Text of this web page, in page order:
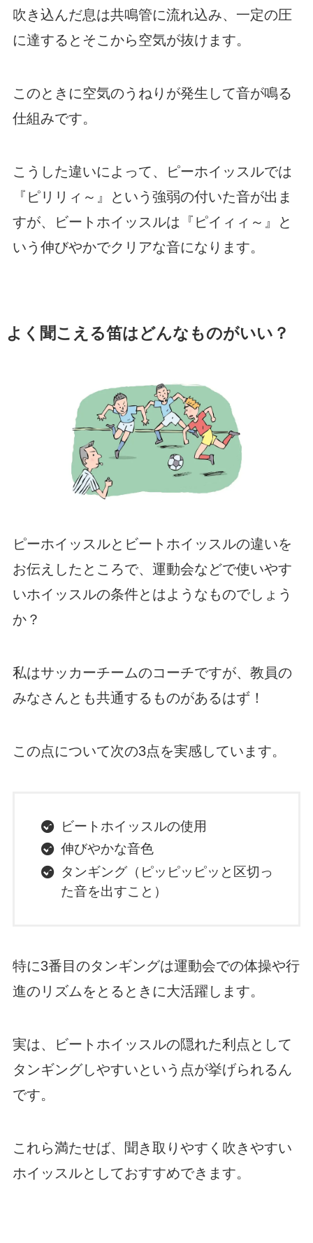
吹き込んだ息は共鳴管に流れ込み、一定の圧
に達するとそこから空気が抜けます。
このときに空気のうねりが発生して音が鳴る
仕組みです。
こうした違いによって、ピーホイッスルでは
『ピリリィ～』という強弱の付いた音が出ま
すが、ビートホイッスルは『ピイィィ～』と
いう伸びやかでクリアな音になります。
よく聞こえる笛はどんなものがいい？
ピーホイッスルとビートホイッスルの違いを
お伝えしたところで、運動会などで使いやす
いホイッスルの条件とはようなものでしょう
か？
私はサッカーチームのコーチですが、教員の
みなさんとも共通するものがあるはず！
この点について次の3点を実感しています。
ビートホイッスルの使用
伸びやかな音色
タンギング（ピッピッピッと区切っ
た音を出すこと）
特に3番目のタンギングは運動会での体操や行
進のリズムをとるときに大活躍します。
実は、ビートホイッスルの隠れた利点として
タンギングしやすいという点が挙げられるん
です。
これら満たせば、聞き取りやすく吹きやすい
ホイッスルとしておすすめできます。